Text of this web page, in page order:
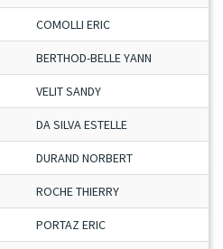
COMOLLI ERIC
BERTHOD-BELLE YANN
VELIT SANDY
DA SILVA ESTELLE
DURAND NORBERT
ROCHE THIERRY
PORTAZ ERIC